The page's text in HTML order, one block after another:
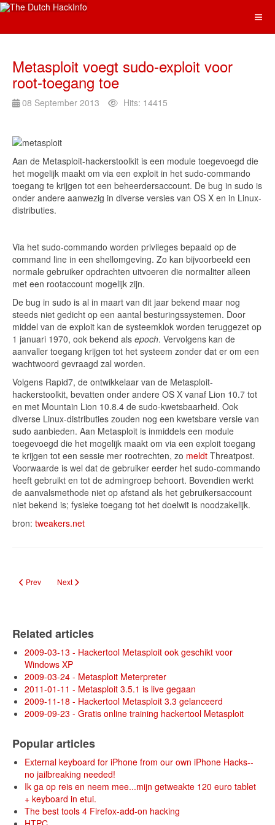
Metasploit voegt sudo-exploit voor
root-toegang toe
08 September 2013 Hits: 14415
Aan de Metasploit-hackerstoolkit is een module toegevoegd die
het mogelijk maakt om via een exploit in het sudo-commando
toegang te krijgen tot een beheerdersaccount. De bug in sudo is
onder andere aanwezig in diverse versies van OS X en in Linux-
distributies.
Via het sudo-commando worden privileges bepaald op de
command line in een shellomgeving. Zo kan bijvoorbeeld een
normale gebruiker opdrachten uitvoeren die normaliter alleen
met een rootaccount mogelijk zijn.
De bug in sudo is al in maart van dit jaar bekend maar nog
steeds niet gedicht op een aantal besturingssystemen. Door
middel van de exploit kan de systeemklok worden teruggezet op
1 januari 1970, ook bekend als epoch. Vervolgens kan de
aanvaller toegang krijgen tot het systeem zonder dat er om een
wachtwoord gevraagd zal worden.
Volgens Rapid7, de ontwikkelaar van de Metasploit-
hackerstoolkit, bevatten onder andere OS X vanaf Lion 10.7 tot
en met Mountain Lion 10.8.4 de sudo-kwetsbaarheid. Ook
diverse Linux-distributies zouden nog een kwetsbare versie van
sudo aanbieden. Aan Metasploit is inmiddels een module
toegevoegd die het mogelijk maakt om via een exploit toegang
te krijgen tot een sessie mer rootrechten, zo meldt Threatpost.
Voorwaarde is wel dat de gebruiker eerder het sudo-commando
heeft gebruikt en tot de admingroep behoort. Bovendien werkt
de aanvalsmethode niet op afstand als het gebruikersaccount
niet bekend is; fysieke toegang tot het doelwit is noodzakelijk.
bron: tweakers.net
Previous article: Evil FOCA - Netwerk test tool
Prev Next article: Nieuw besturingssysteem voor hackers gelanceerd
Next
Related articles
2009-03-13 - Hackertool Metasploit ook geschikt voor
Windows XP
2009-03-24 - Metasploit Meterpreter
2011-01-11 - Metasploit 3.5.1 is live gegaan
2009-11-18 - Hackertool Metasploit 3.3 gelanceerd
2009-09-23 - Gratis online training hackertool Metasploit
Popular articles
External keyboard for iPhone from our own iPhone Hacks--
no jailbreaking needed!
Ik ga op reis en neem mee...mijn getweakte 120 euro tablet
+ keyboard in etui.
The best tools 4 Firefox-add-on hacking